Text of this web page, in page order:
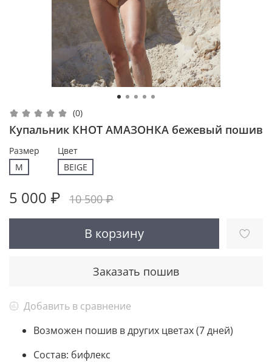
(0)
Купальник КНОТ АМАЗОНКА бежевый пошив
Размер
M
Цвет
BEIGE
5 000 ₽ 10 500 ₽
В корзину
Заказать пошив
Добавить в сравнение
Возможен пошив в других цветах (7 дней)
Состав: бифлекс